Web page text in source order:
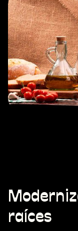
raíces